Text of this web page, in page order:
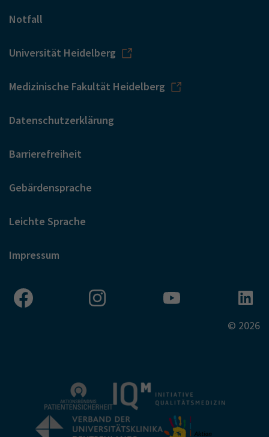
Notfall
Universität Heidelberg
Medizinische Fakultät Heidelberg
Datenschutzerklärung
Barrierefreiheit
Gebärdensprache
Leichte Sprache
Impressum
© 2026